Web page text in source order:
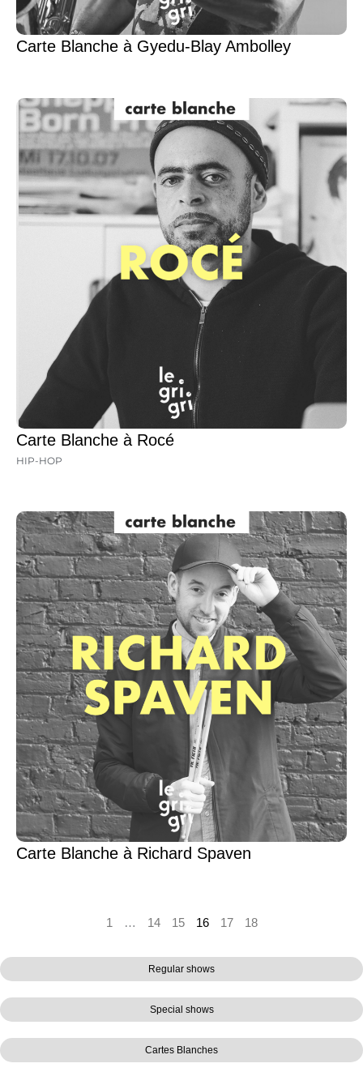
Regular shows
Special shows
Cartes Blanches
Carte Blanche à Gyedu-Blay Ambolley
Carte Blanche à Rocé
HIP-HOP
Carte Blanche à Richard Spaven
1 … 14 15 16 17 18